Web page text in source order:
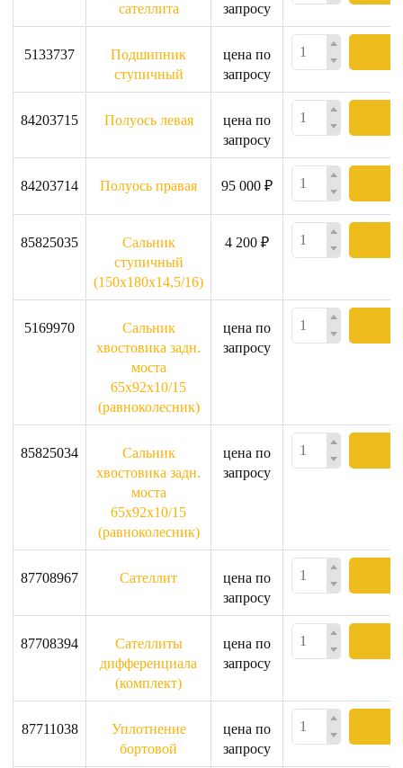
сателлита
запросу
5133737
Подшипник
ступичный
цена по
запросу
84203715 Полуось левая
цена по
запросу
84203714 Полуось правая 95 000 ₽
85825035
Сальник
ступичный
(150x180x14,5/16)
4 200 ₽
5169970
Сальник
хвостовика задн.
моста
65x92x10/15
(равноколесник)
цена по
запросу
85825034
Сальник
хвостовика задн.
моста
65x92x10/15
(равноколесник)
цена по
запросу
87708967 Сателлит
цена по
запросу
87708394
Сателлиты
дифференциала
(комплект)
цена по
запросу
87711038
Уплотнение
бортовой
цена по
запросу